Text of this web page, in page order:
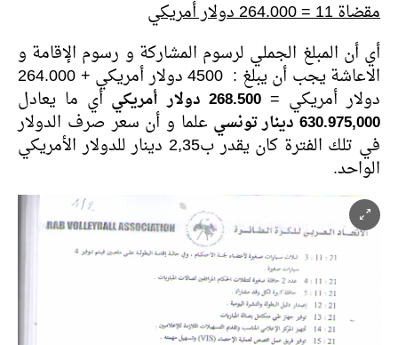
مقضاة11 = 264.000 دولار أمريكي
أي أن المبلغ الجملي لرسوم المشاركة و رسوم الإقامة و
الاعاشة يجب أن يبلغ : 4500 دولار أمريكي + 264.000
دولار أمريكي =268.500 دولار أمريكي أي ما يعادل
630.975,000 دينار تونسي علما و أن سعر صرف الدولار
في تلك الفترة كان يقدر ب2,35 دينار للدولار الأمريكي
الواحد.